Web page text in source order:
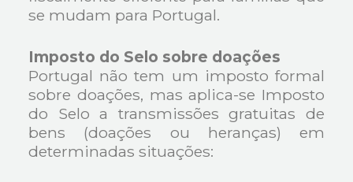
se mudam para Portugal.
Imposto do Selo sobre doações
Portugal não tem um imposto formal
sobre doações, mas aplica-se Imposto
do Selo a transmissões gratuitas de
bens (doações ou heranças) em
determinadas situações: